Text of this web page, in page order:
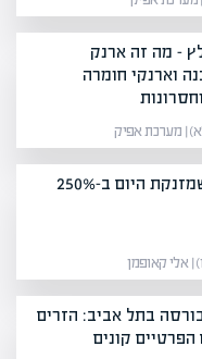
– מה זה ארנק
וארנקי חומרה
היום ב-250%
בתל אביב: הזרים
קונים